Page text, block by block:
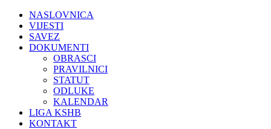
NASLOVNICA
VIJESTI
SAVEZ
DOKUMENTI
OBRASCI
PRAVILNICI
STATUT
ODLUKE
KALENDAR
LIGA KSHB
KONTAKT